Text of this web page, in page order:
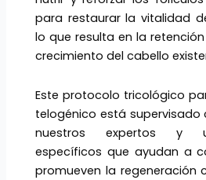
para restaurar la vitalidad
lo que resulta en la
crecimiento del cabello
Este protocolo tricológico
telogénico está
nuestros expertos y
específicos que ayudan a
promueven la regeneración